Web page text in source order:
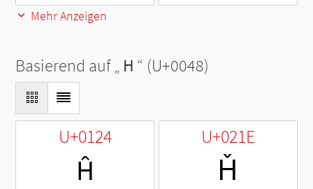
Mehr Anzeigen
Basierend auf „ H “ (U+0048)
U+0124
Ĥ
U+021E
Ȟ